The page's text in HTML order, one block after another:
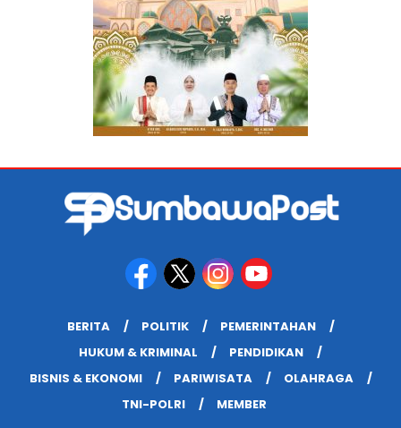
BERITA POLITIK
PEMERINTAHAN
HUKUM & KRIMINAL
PENDIDIKAN
BISNIS & EKONOMI
PARIWISATA
OLAHRAGA
TNI-POLRI
MEMBER